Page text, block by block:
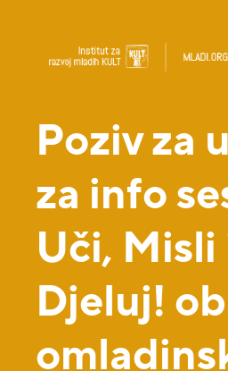
Poziv za
za info
Uči, Misli
Djeluj!